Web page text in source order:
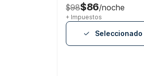
$98$86/noche
+ Impuestos
Seleccionado